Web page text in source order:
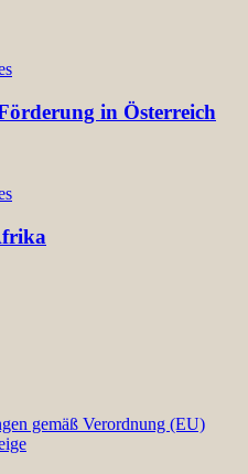
in Österreich
gemäß Verordnung (EU)